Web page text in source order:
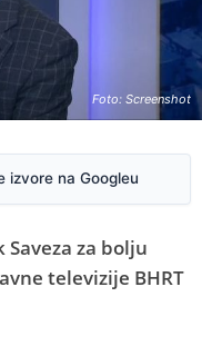
Foto: Screenshot
izvore na Googleu
za bolju
televizije BHRT